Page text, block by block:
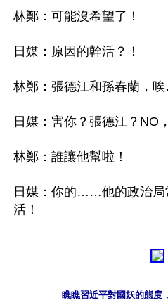
林鄭：可能沒希望了！
日媒：原因的幹活？！
林鄭：張德江和孫春蘭，
日媒：害你？張德江？NO
林鄭：誰讓他幫啦！
日媒：你的……他的政治局
瞧瞧習近平對國妖的態度